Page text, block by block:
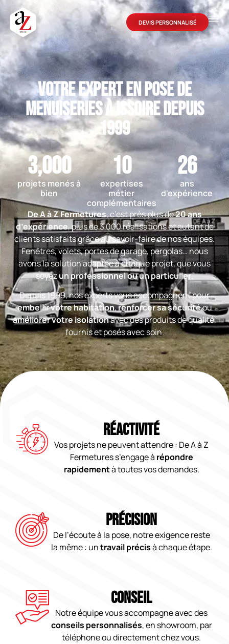
DEVIS PERSONNALISÉ
Votre expert en pose de
menuiseries à Issoire depuis
1999
projets menés à
bien
3,000
expertises
métier
complémentaires
10
ans
d'expérience
26
De A à Z Fermetures, c’est près plus de20 ans
d’expérience, plus de 3 000 réalisations et autant de
clients satisfaits grâce au savoir-faire de nos équipes.
Fenêtres, volets, portes de garage, pergolas… nous
avons la solution adaptée à chaque projet, que vous
soyezun professionnel ou un particulier.
Depuis 1999, nos experts vous accompagnent pour
embellir votre habitation,renforcer sa sécuritéou
améliorer votre isolationavec des produits de qualité,
fournis et posés avec soin.
RÉACTIVITÉ
Vos projets ne peuvent attendre : De A à Z
Fermetures s’engage à répondre
rapidementà toutes vos demandes.
PRÉCISION
De l’écoute à la pose, notre exigence reste
la même : untravail précisà chaque étape.
CONSEIL
Notre équipe vous accompagne avec des
conseils personnalisés, en showroom, par
téléphone ou directement chez vous.